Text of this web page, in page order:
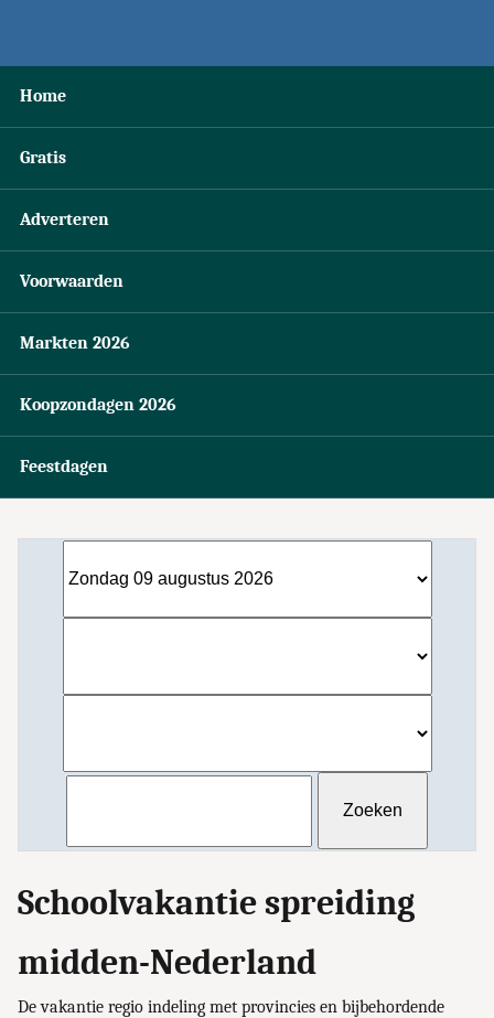
Home
Gratis
Adverteren
Voorwaarden
Markten 2026
Koopzondagen 2026
Feestdagen
Schoolvakantie spreiding
midden-Nederland
De vakantie regio indeling met provincies en bijbehordende